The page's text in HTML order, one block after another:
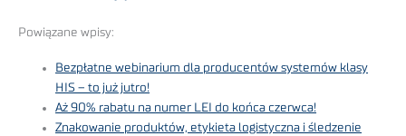
Powiązane wpisy:
Bezpłatne webinarium dla producentów systemów klasy
HIS – to już jutro!
Aż 90% rabatu na numer LEI do końca czerwca!
Znakowanie produktów, etykieta logistyczna i śledzenie